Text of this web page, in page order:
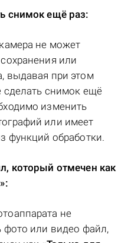
снимок ещё раз:
не может
или
выдавая при этом
сделать снимок ещё
изменить
или имеет
функций обработки.
который отмечен как
не
фото или видео файл,